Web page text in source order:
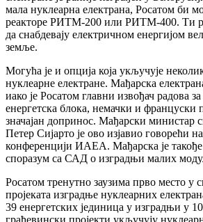
мала нуклеарна електрана, Росатом би
реакторе РИТМ-200 или РИТМ-400. Ти
да снабдевају електричном енергијом
земље.
Могућа је и опција која укључује
нуклеарне електране. Мађарска
иако је Росатом главни извођач радова
енергетска блока, немачки и француски
значајан допринос. Мађарски министар
Петер Сијарто је ово изјавио говорећи
конференцији ИАЕА. Мађарска је
споразум са САД о изградњи малих
Росатом тренутно заузима прво место у
пројеката изградње нуклеарних
39 енергетских јединица у изградњи у